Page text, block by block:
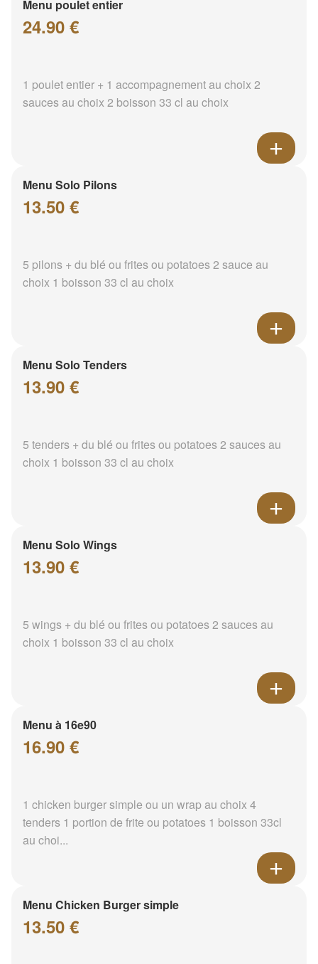
Menu poulet entier
24.90 €
1 poulet entier + 1 accompagnement au choix 2
sauces au choix 2 boisson 33 cl au choix
Menu Solo Pilons
13.50 €
5 pilons + du blé ou frites ou potatoes 2 sauce au
choix 1 boisson 33 cl au choix
Menu Solo Tenders
13.90 €
5 tenders + du blé ou frites ou potatoes 2 sauces au
choix 1 boisson 33 cl au choix
Menu Solo Wings
13.90 €
5 wings + du blé ou frites ou potatoes 2 sauces au
choix 1 boisson 33 cl au choix
Menu à 16e90
16.90 €
1 chicken burger simple ou un wrap au choix 4
tenders 1 portion de frite ou potatoes 1 boisson 33cl
au choi...
Menu Chicken Burger simple
13.50 €